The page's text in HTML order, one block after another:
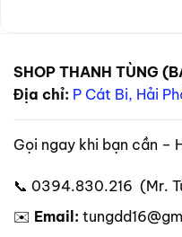
SHOP THANH TÙNG
Địa chỉ: P Cát Bi, Hải
Gọi ngay khi bạn cần –
📞 0394.830.216 (Mr.
✉️ Email: